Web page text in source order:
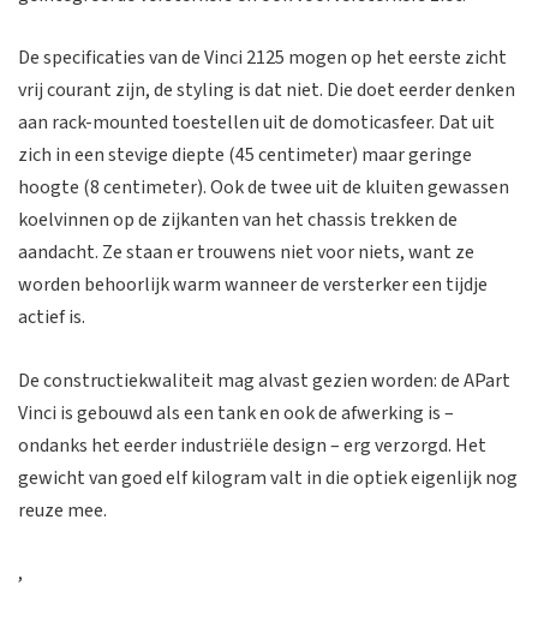
De specificaties van de Vinci 2125 mogen op het eerste zicht
vrij courant zijn, de styling is dat niet. Die doet eerder denken
aan rack-mounted toestellen uit de domoticasfeer. Dat uit
zich in een stevige diepte (45 centimeter) maar geringe
hoogte (8 centimeter). Ook de twee uit de kluiten gewassen
koelvinnen op de zijkanten van het chassis trekken de
aandacht. Ze staan er trouwens niet voor niets, want ze
worden behoorlijk warm wanneer de versterker een tijdje
actief is.
De constructiekwaliteit mag alvast gezien worden: de APart
Vinci is gebouwd als een tank en ook de afwerking is –
ondanks het eerder industriële design – erg verzorgd. Het
gewicht van goed elf kilogram valt in die optiek eigenlijk nog
reuze mee.
,